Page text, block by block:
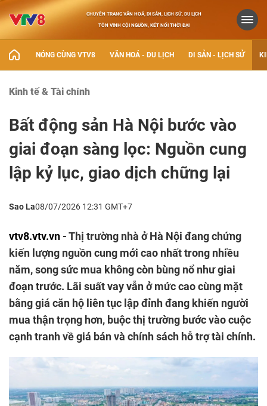
CHUYÊN TRANG VĂN HOÁ, DI SẢN, LỊCH SỬ, DU LỊCH
TÔN VINH CỘI NGUỒN, KẾT NỐI THỜI ĐẠI
NÓNG CÙNG VTV8 VĂN HOÁ - DU LỊCH DI SẢN - LỊCH SỬ
Kinh tế & Tài chính
Bất động sản Hà Nội bước vào
giai đoạn sàng lọc: Nguồn cung
lập kỷ lục, giao dịch chững lại
Sao La08/07/2026 12:31 GMT+7
vtv8.vtv.vn - Thị trường nhà ở Hà Nội đang chứng
kiến lượng nguồn cung mới cao nhất trong nhiều
năm, song sức mua không còn bùng nổ như giai
đoạn trước. Lãi suất vay vẫn ở mức cao cùng mặt
bằng giá căn hộ liên tục lập đỉnh đang khiến người
mua thận trọng hơn, buộc thị trường bước vào cuộc
cạnh tranh về giá bán và chính sách hỗ trợ tài chính.